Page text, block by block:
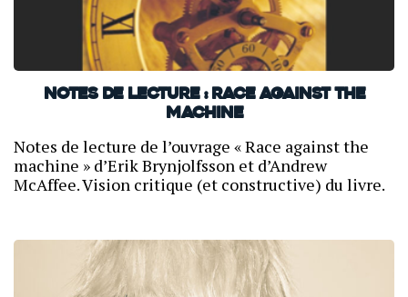
Notes de lecture : Race against the
machine
Notes de lecture de l’ouvrage « Race against the
machine » d’Erik Brynjolfsson et d’Andrew
McAffee. Vision critique (et constructive) du livre.